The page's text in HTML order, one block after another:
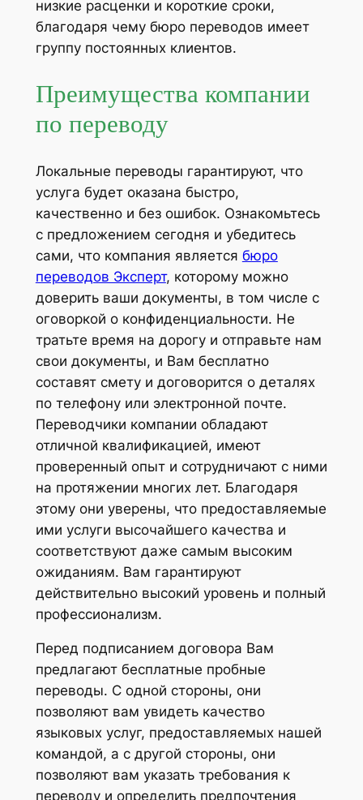
низкие расценки и короткие сроки,
благодаря чему бюро переводов имеет
группу постоянных клиентов.
Преимущества компании
по переводу
Локальные переводы гарантируют, что
услуга будет оказана быстро,
качественно и без ошибок. Ознакомьтесь
с предложением сегодня и убедитесь
сами, что компания является бюро
переводов Эксперт, которому можно
доверить ваши документы, в том числе с
оговоркой о конфиденциальности. Не
тратьте время на дорогу и отправьте нам
свои документы, и Вам бесплатно
составят смету и договорится о деталях
по телефону или электронной почте.
Переводчики компании обладают
отличной квалификацией, имеют
проверенный опыт и сотрудничают с ними
на протяжении многих лет. Благодаря
этому они уверены, что предоставляемые
ими услуги высочайшего качества и
соответствуют даже самым высоким
ожиданиям. Вам гарантируют
действительно высокий уровень и полный
профессионализм.
Перед подписанием договора Вам
предлагают бесплатные пробные
переводы. С одной стороны, они
позволяют вам увидеть качество
языковых услуг, предоставляемых нашей
командой, а с другой стороны, они
позволяют вам указать требования к
переводу и определить предпочтения